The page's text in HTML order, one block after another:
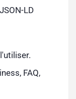
LD
FAQ,